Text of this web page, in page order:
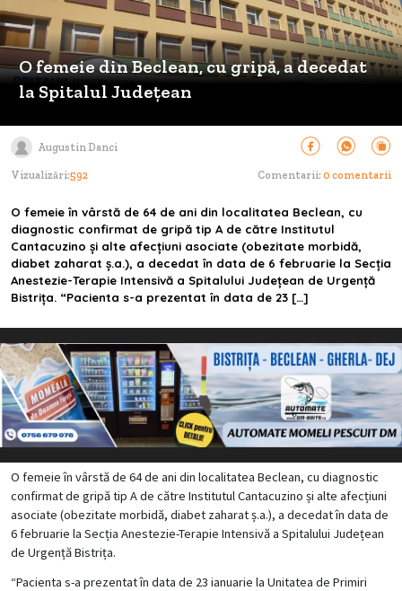
O femeie din Beclean, cu gripă, a decedat
la Spitalul Județean
Augustin Danci
Vizualizări:592 Comentarii: 0 comentarii
O femeie în vârstă de 64 de ani din localitatea Beclean, cu
diagnostic confirmat de gripă tip A de către Institutul
Cantacuzino și alte afecțiuni asociate (obezitate morbidă,
diabet zaharat ș.a.), a decedat în data de 6 februarie la Secția
Anestezie-Terapie Intensivă a Spitalului Județean de Urgență
Bistrița. “Pacienta s-a prezentat în data de 23 […]
O femeie în vârstă de 64 de ani din localitatea Beclean, cu diagnostic
confirmat de gripă tip A de către Institutul Cantacuzino și alte afecțiuni
asociate (obezitate morbidă, diabet zaharat ș.a.), a decedat în data de
6 februarie la Secția Anestezie-Terapie Intensivă a Spitalului Județean
de Urgență Bistrița.
“Pacienta s-a prezentat în data de 23 ianuarie la Unitatea de Primiri